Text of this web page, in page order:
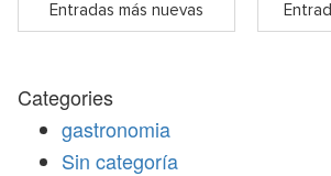
Entradas más nuevas
Categories
gastronomia
Sin categoría